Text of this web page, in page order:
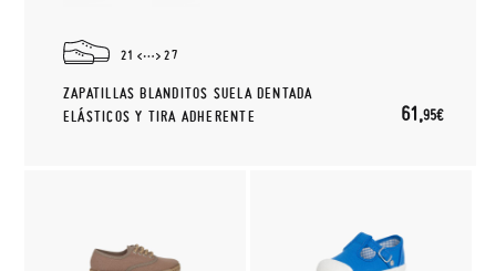
21 27
ZAPATILLAS BLANDITOS SUELA DENTADA
ELÁSTICOS Y TIRA ADHERENTE
61,95€